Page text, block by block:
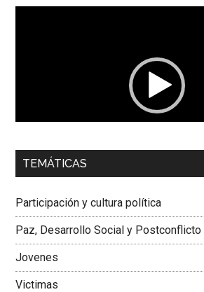
00:00
Dra. Carolina Corcho Mejía,
Colombiana
TEMÁTICAS
Participación y cultura política
Paz, Desarrollo Social y Postconflicto
Jovenes
Victimas